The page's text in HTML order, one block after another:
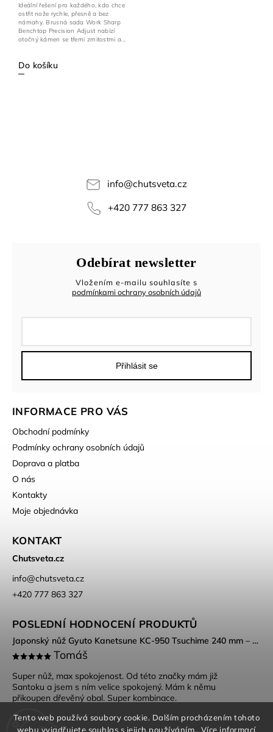
Tento web používá soubory cookie. Dalším procházením tohoto
webu vyjadřujete souhlas s jejich používáním.. Více informací
Do košíku
Ideální řešení pro každého, kdo chce
ostřit nože rychle, přesně a bez
námahy. Brusná sada Work Sharp
Benchtop Precision Adjust nabízí
otočný kámen se třemi zrnitostmi a...
info@chutsveta.cz
+420 777 863 327
INFORMACE PRO VÁS
Obchodní podmínky
Podmínky ochrany osobních údajů
Doprava a platba
O nás
Kontakty
Moje objednávka
KONTAKT
Chutsveta.cz
info@chutsveta.cz
+420 777 863 327
POSLEDNÍ HODNOCENÍ PRODUKTŮ
Japonský nůž Gyuto Kanetsune KC-950 Tsuchime 240 mm – DSR-1K6 ocel, Tsuchime povrch
Tomáš
Super nůž, max spokojenost. Od této značky mám již
Santoku a jsem s ním velice spokojený. Mám k němu
přikoupen dřevěný obal. Super kombinace.
Odebírat newsletter
Vložením e-mailu souhlasíte s
podmínkami ochrany osobních údajů
Přihlásit se